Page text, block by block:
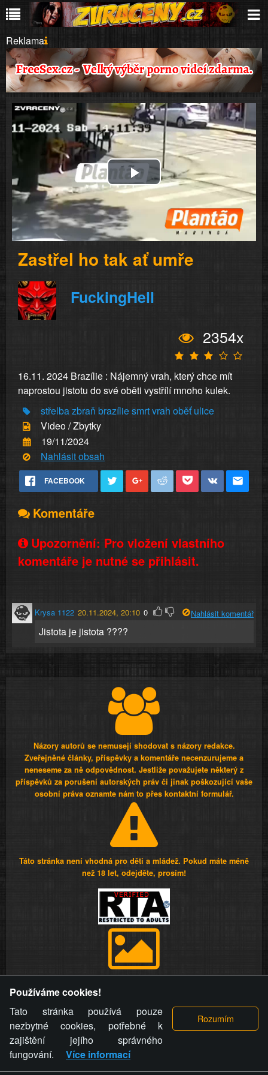
Reklama
Play
Video
Zastřel ho tak ať umře
FuckingHell
2354x
16.11. 2024 Brazílie : Nájemný vrah, který chce mít
naprostou jistotu do své oběti vystřílí mnoho kulek.
střelbazbraň brazíliesmrtvrah oběť ulice
Video / Zbytky
19/11/2024
Nahlásit obsah
FACEBOOK
Komentáře
Upozornění: Pro vložení vlastního
komentáře je nutné se přihlásit.
Krysa 1122 20.11.2024, 20:10 0 Nahlásit komentář
Jistota je jistota ????
Názory autorů se nemusejí shodovat s názory redakce.
Zveřejněné články, příspěvky a komentáře necenzurujeme a
neneseme za ně odpovědnost. Jestliže považujete některý z
příspěvků za porušení autorských práv či jinak poškozující vaše
osobní práva oznamte nám to přes kontaktní formulář.
Táto stránka není vhodná pro děti a mládež. Pokud máte méně
než 18 let, odejděte, prosím!
videa a komentáře. Osoba, které se toto opatření provozovatele
stránky týče, ani osoba, která umístila fotografii nebo video na
stránku, nemůže z důvodu odstranění fotografie, videa nebo
komentáře pro výše uvedenou okolnost uplatnit vůči
provozovateli stránky žádný nárok na náhradu škody nebo
nemajetkové újmy.
Používáme cookies!
Tato stránka používá pouze
nezbytné cookies, potřebné k
zajištění jejího správného
fungování.
Více informací